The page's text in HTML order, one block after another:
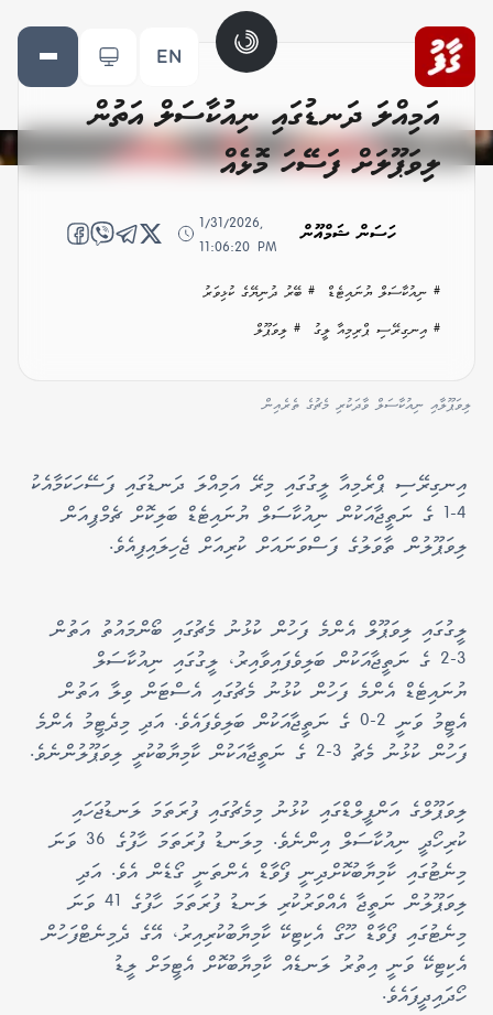
EN
އަމިއްލަ ދަނޑުގައި ނިއުކާސަލް އަތުން
ލިވަޕޫލަށް ފަސޭހަ މޮޅެއް
ހަސަން ޝަމްއޫން
1/31/2026,
11:06:20 PM
# ނިއުކާސަލް ޔުނައިޓެޑް
# ބޭރު ދުނިޔޭގެ ކުޅިވަރު
# އިނގިރޭސި ޕްރިމިއާ ލީގު # ލިވަޕޫލް
ލިވަޕޫލާއި ނިއުކާސަލް ވާދަކުރި މެޗުގެ ތެރެއިން
އިނގިރޭސި ޕްރެމިއާ ލީގުގައި މިރޭ އަމިއްލަ ދަނޑުގައި ފަސޭހަކަމާއެކު
4-1 ގެ ނަތީޖާއަކުން ނިއުކާސަލް ޔުނައިޓެޑް ބަލިކޮށް ޗެމްޕިއަން
ލިވަޕޫލުން ތާވަލުގެ ފަސްވަނައަށް ކުރިއަށް ޖެހިލައިފިއެވެ.
ލީގުގައި ލިވަޕޫލް އެންމެ ފަހުން ކުޅުނު މެޗުގައި ބޯންމައުތު އަތުން
3-2 ގެ ނަތީޖާއަކުން ބަލިވެފައިވާއިރު، ލީގުގައި ނިއުކާސަލް
ޔުނައިޓެޑް އެންމެ ފަހުން ކުޅުނު މެޗުގައި އެސްޓަން ވިލާ އަތުން
އެޓީމު ވަނީ 2-0 ގެ ނަތީޖާއަކުން ބަލިވެފައެވެ. އަދި މިދެޓީމު އެންމެ
ފަހުން ކުޅުނު މެޗު 3-2 ގެ ނަތީޖާއަކުން ކާމިޔާބުކުރީ ލިވަޕޫލުންނެވެ.
ލިވަޕޫލްގެ އަންފީލްޑްގައި ކުޅުނު މިމެޗުގައި ފުރަތަމަ ލަނޑުޖަހައި
ކުރިހޯދީ ނިއުކާސަލް އިންނެވެ. މިލަނޑު ފުރަތަމަ ހާފުގެ 36 ވަނަ
މިނެޓުގައި ކާމިޔާބުކޮށްދިނީ ފޯވާޑް އެންތަނީ ގޯޑެން އެވެ. އަދި
ލިވަޕޫލުން ނަތީޖާ އެއްވަރުކުރި ލަނޑު ފުރަތަމަ ހާފުގެ 41 ވަނަ
މިނެޓުގައި ފޯވާޑް ހޫގޯ އެކިޓިކޭ ކާމިޔާބުކުރިއިރު، އޭގެ ދެމިނެޓްފަހުން
އެކިޓިކޭ ވަނީ އިތުރު ލަނޑެއް ކާމިޔާބުކޮށް އެޓީމަށް ލީޑު
ހޯދައިދީފައެވެ.